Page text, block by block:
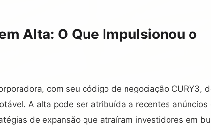
Alta: O Que Impulsionou o
com seu código de negociação CURY3,
A alta pode ser atribuída a recentes anúncios
de expansão que atraíram investidores em